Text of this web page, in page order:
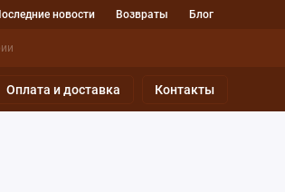
новости Возвраты Блог
Оплата и доставка Контакты